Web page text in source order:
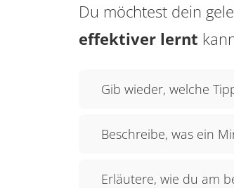
Du möchtest dein
effektiver lernt
Gib wieder, welche
Beschreibe, was ein
Erläutere, wie du am